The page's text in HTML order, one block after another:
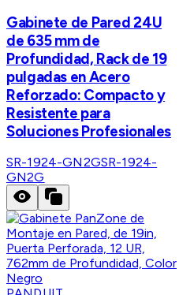
Gabinete de Pared 24U
de 635 mm de
Profundidad, Rack de 19
pulgadas en Acero
Reforzado: Compacto y
Resistente para
Soluciones Profesionales
SR-1924-GN2GSR-1924-
GN2G